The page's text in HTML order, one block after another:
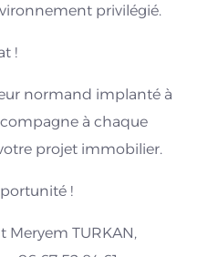
privilégié.
!
normand implanté à
à chaque
projet immobilier.
!
TURKAN,